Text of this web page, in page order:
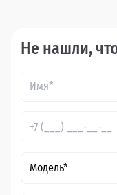
Не нашли,
Модель*